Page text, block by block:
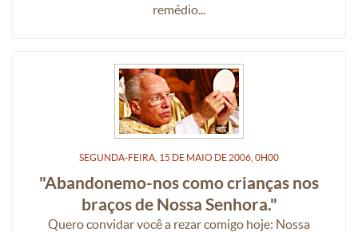
remédio...
SEGUNDA-FEIRA, 15 DE MAIO DE 2006, 0H00
"Abandonemo-nos como crianças nos
braços de Nossa Senhora."
Quero convidar você a rezar comigo hoje: Nossa